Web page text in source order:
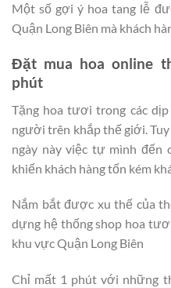
Một số gợi ý hoa tang lễ
Quận Long Biên mà khách
Đặt mua hoa online
phút
Tặng hoa tươi trong các
người trên khắp thế giới.
ngày này việc tự mình đến
khiến khách hàng tốn kém
Nắm bắt được xu thế của
dựng hệ thống shop hoa
khu vực Quận Long Biên
Chỉ mất 1 phút với những